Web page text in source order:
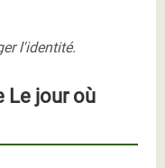
l'identité.
Le jour où